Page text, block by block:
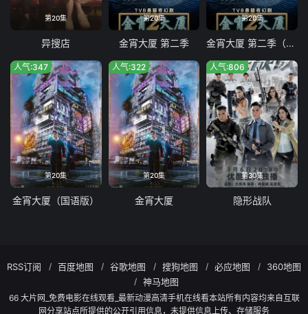
第20集
异搜店
第20集
金宵大厦 第二季
第20集
金宵大厦 第二季（国语版）
第20集
人气:347
金宵大厦（国语版）
第20集
人气:322
金宵大厦
第30集
人气:806
隐形战队
RSS订阅 百度地图 谷歌地图 搜狗地图 必应地图
360地图
神马地图
66 大片网_免费电影在线观看_最新动漫高清手机在线看本站所有内容均来自互联
网分享站点所提供的公开引用信息，未提供信息上传、存储服务